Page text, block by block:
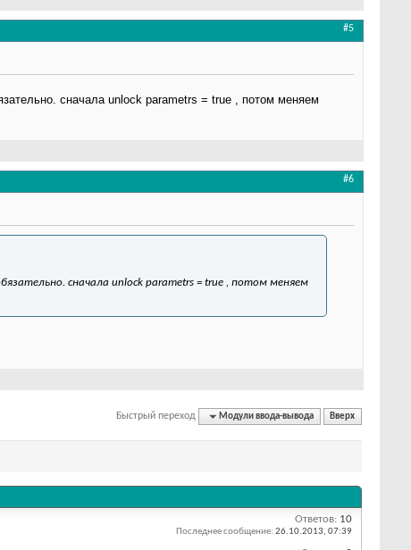
#5
сначала unlock parametrs = true , потом меняем
#6
сначала unlock parametrs = true , потом меняем
Быстрый переход Модули ввода-вывода Вверх
Ответов: 10
Последнее сообщение: 26.10.2013, 07:39